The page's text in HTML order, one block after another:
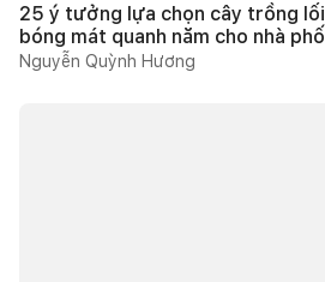
25 ý tưởng lựa chọn cây trồng
bóng mát quanh năm cho nhà phố
Nguyễn Quỳnh Hương